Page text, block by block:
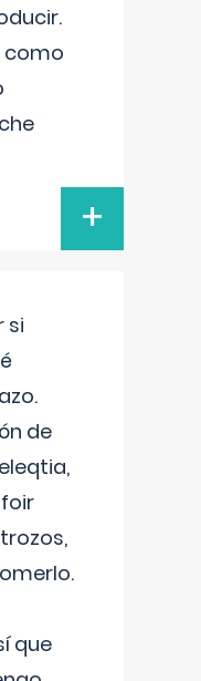
como
+
si
de
que